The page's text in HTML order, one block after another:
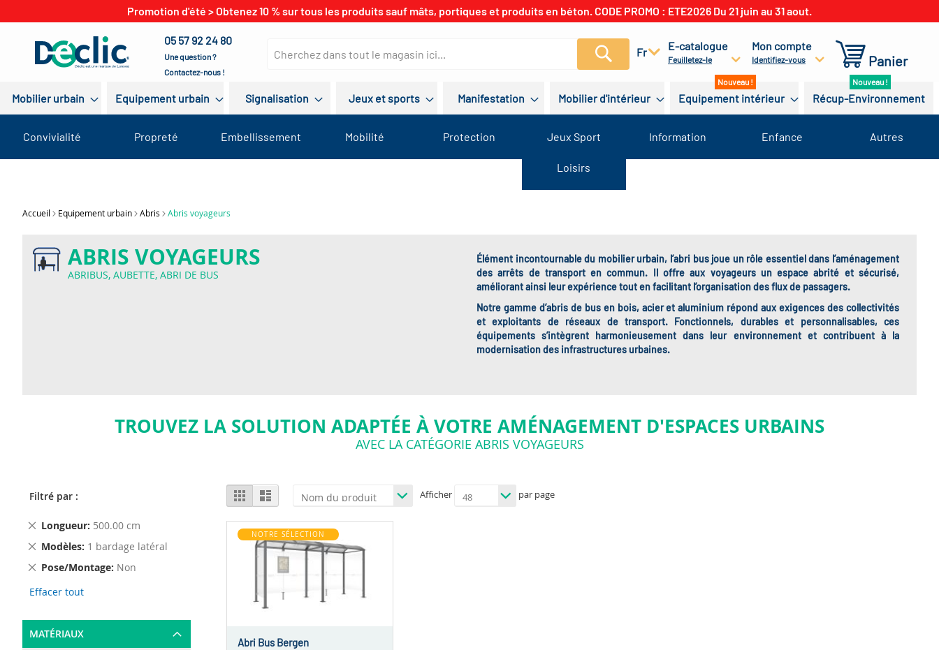
Promotion d'été > Obtenez 10 % sur tous les produits sauf mâts, portiques et produits en béton. CODE PROMO : ETE2026 Du 21 juin au 31 aout.
05 57 92 24 80
Une question ?
Contactez-nous !
Recherchez
Fr E-catalogue
Feuilletez-le
Mon compte
Identifiez-vous Panier
Mobilier urbain Equipement urbain Signalisation Jeux et sports Manifestation Mobilier d'intérieur Equipement intérieur Récup-Environnement
Convivialité Propreté Embellissement Mobilité Protection Jeux Sport
Loisirs
Information Enfance Autres
Accueil Equipement urbain Abris Abris voyageurs
ABRIS VOYAGEURS
ABRIBUS, AUBETTE, ABRI DE BUS
Élément incontournable du mobilier urbain, l’abri busjoue un rôle essentiel dans l’aménagement
des arrêts de transport en commun. Il offre aux voyageurs un espaceabrité et sécurisé,
améliorant ainsi leur expérience tout en facilitant l’organisation des flux de passagers.
Notre gamme d’abris de bus en bois, acier et aluminium répond aux exigences descollectivités
et exploitants de réseaux de transport. Fonctionnels, durables et personnalisables, ces
équipements s’intègrent harmonieusement dans leur environnement et contribuent à la
modernisation des infrastructures urbaines.
TROUVEZ LA SOLUTION ADAPTÉE À VOTRE AMÉNAGEMENT D'ESPACES URBAINS
AVEC LA CATÉGORIE ABRIS VOYAGEURS
View
as
Grid List Afficher par page
NOTRE SÉLECTION
Abri Bus Bergen
Filtré par :
Longueur 500.00 cm
Remove
Item
Modèles 1 bardage latéral
Remove
Item
Pose/Montage Non
Remove
Item
Effacer tout
MATÉRIAUX